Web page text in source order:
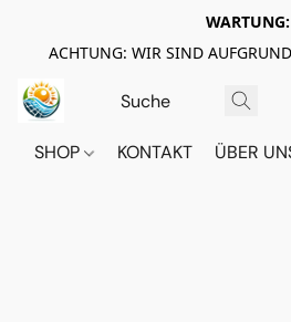
WARTUNG:
ACHTUNG: WIR SIND
SHOP KONTAKT ÜBER